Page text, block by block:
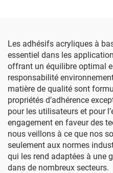
Les adhésifs acryliques à
essentiel dans les
offrant un équilibre optimal
responsabilité
matière de qualité sont
propriétés d’adhérence
pour les utilisateurs et pour
engagement en faveur des
nous veillons à ce que nos
seulement aux normes
qui les rend adaptées à une
dans de nombreux secteurs.